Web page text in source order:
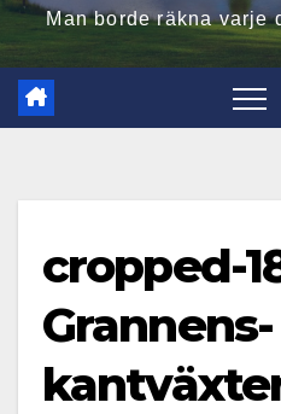
Man borde räkna varje
cropped-
Grannens-